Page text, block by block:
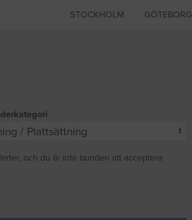
STOCKHOLM GÖTEBORG
och du är inte bunden att acceptera